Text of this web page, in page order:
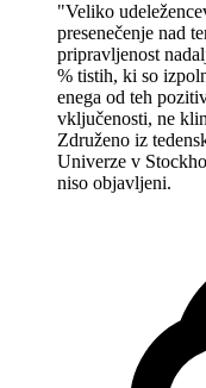
"Veliko
presenečenje nad
pripravljenost
% tistih, ki so
enega od teh
vključenosti, ne
Združeno iz
Univerze v
niso objavljeni.